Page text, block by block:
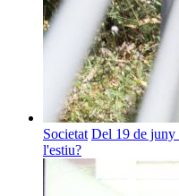
Societat Del 19 de juny
l'estiu?